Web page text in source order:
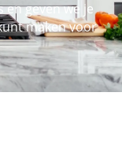
geven we je
maken voor